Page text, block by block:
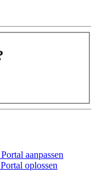
aanpassen
oplossen